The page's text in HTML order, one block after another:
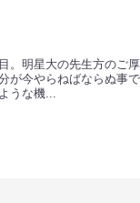
。明星大の先生方のご
が今やらねばならぬ事
うな機...